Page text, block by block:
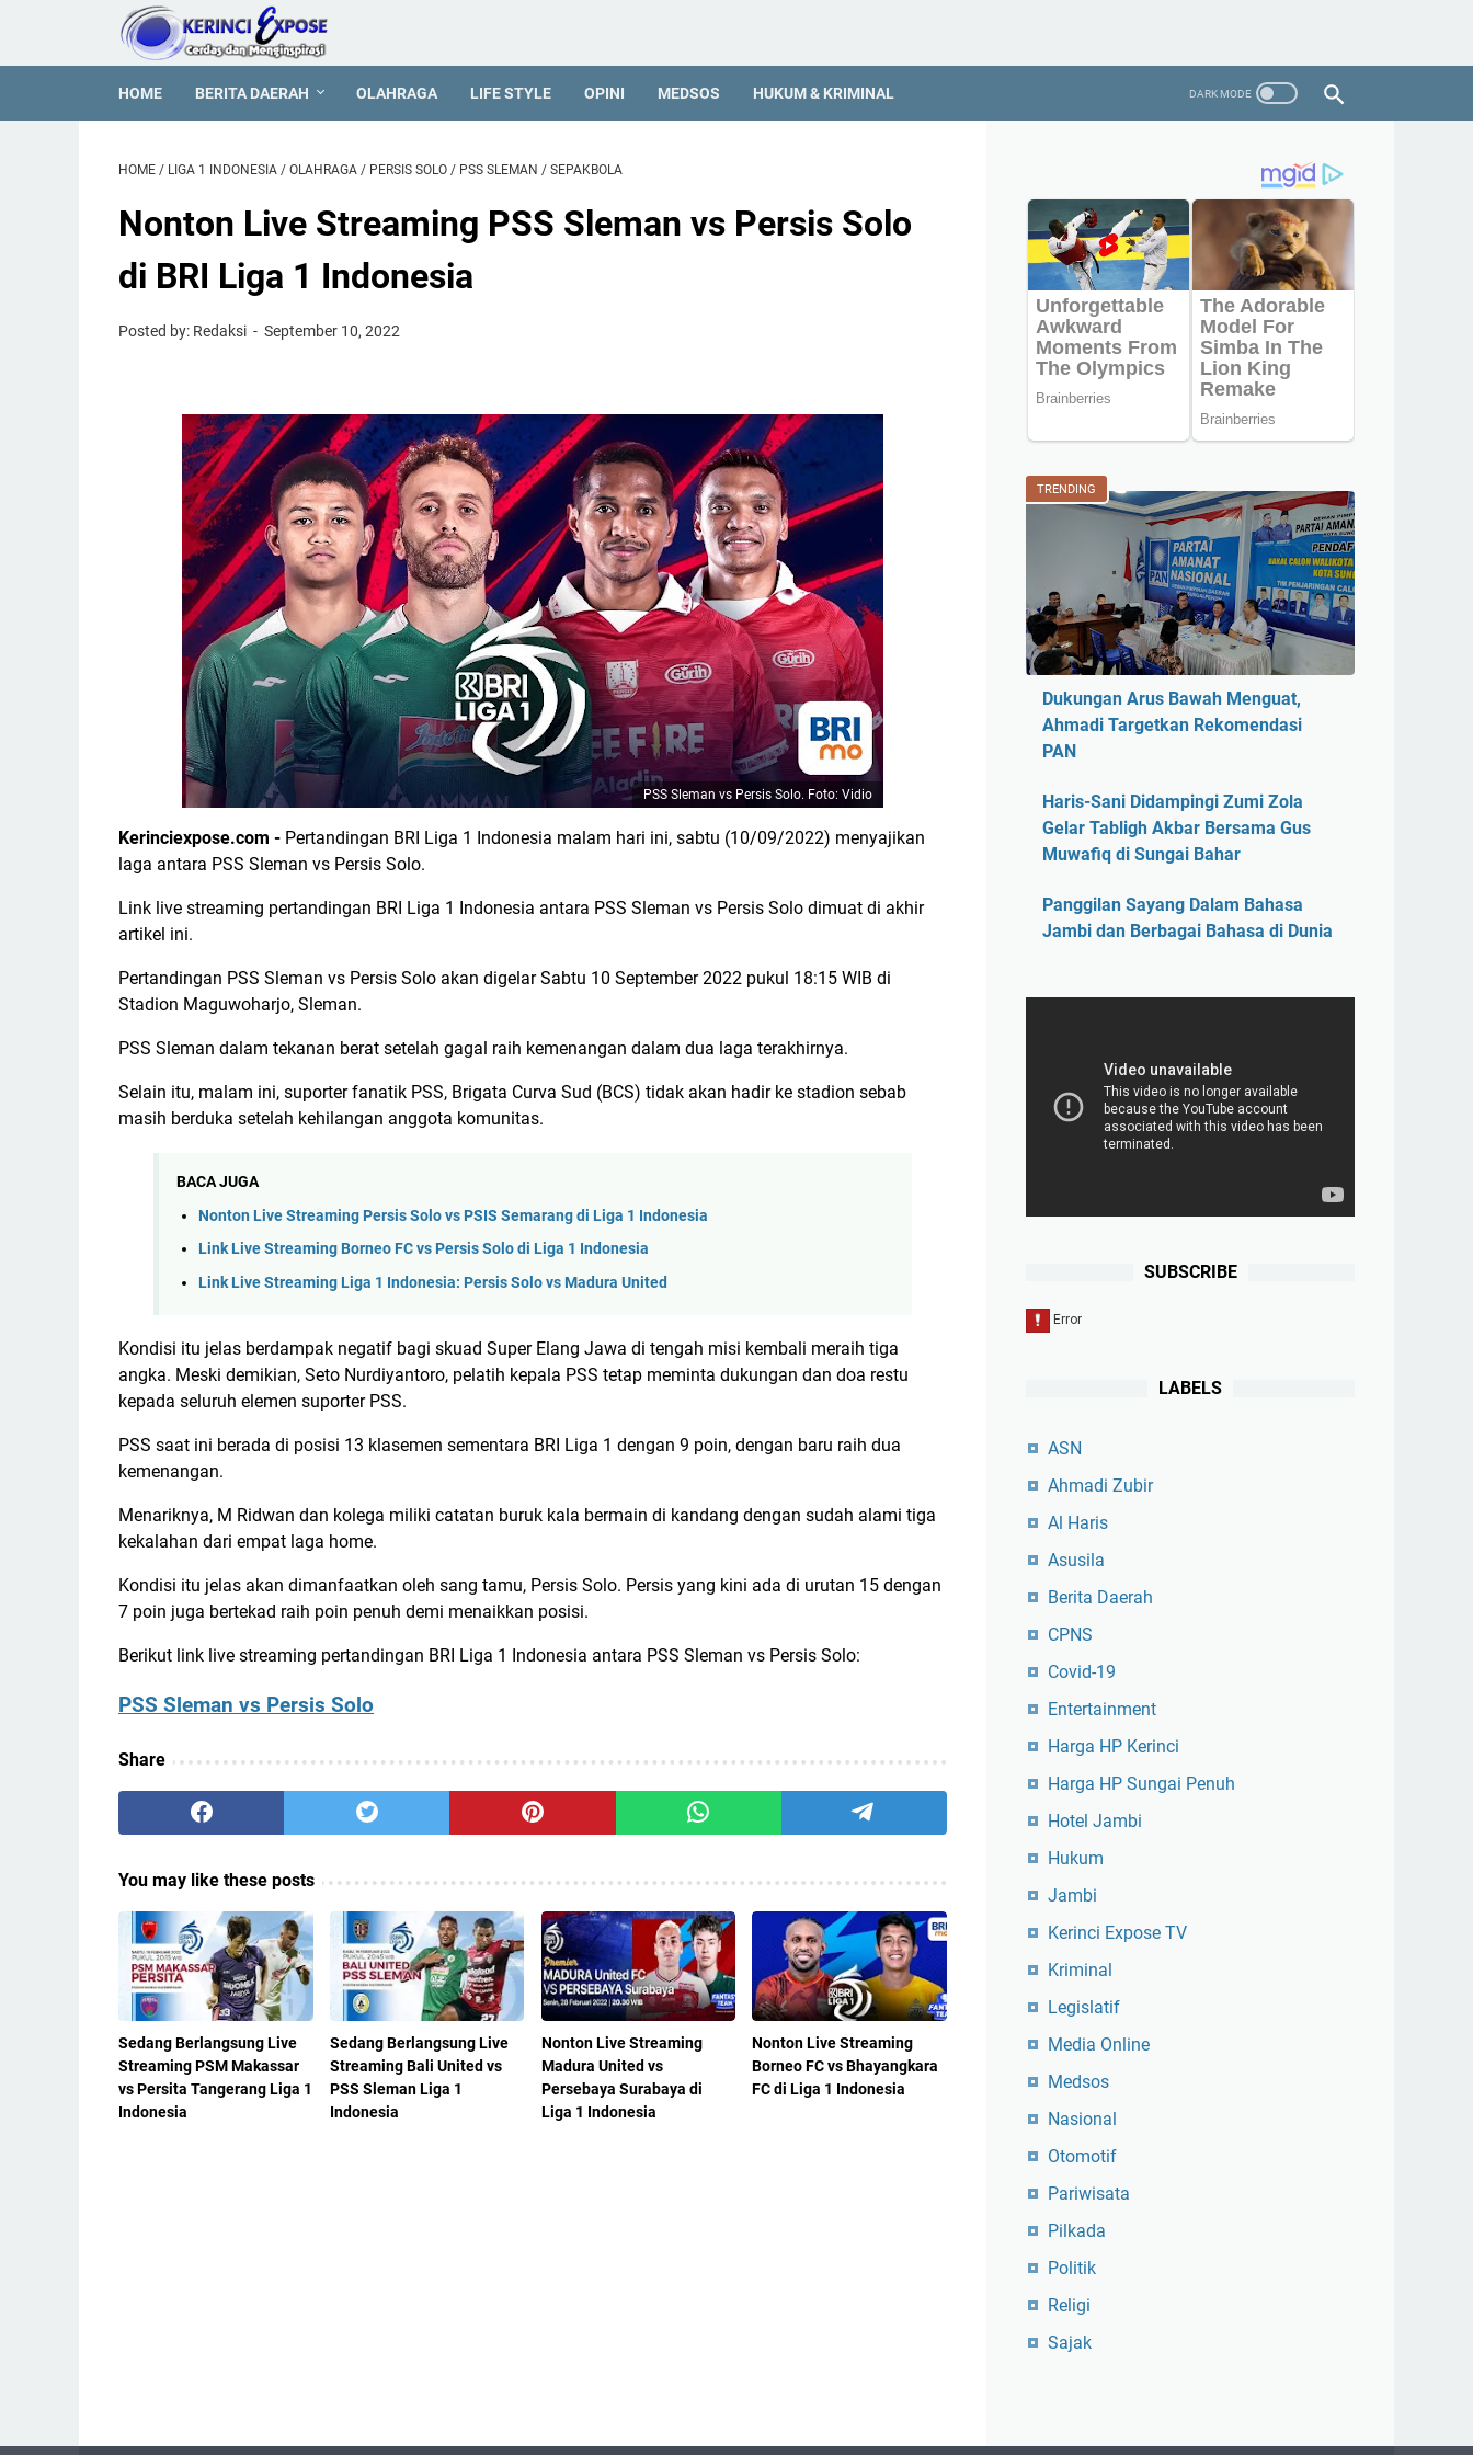
HOME BERITA DAERAH OLAHRAGA LIFE STYLE OPINI MEDSOS HUKUM & KRIMINAL
HOME / LIGA 1 INDONESIA / OLAHRAGA / PERSIS SOLO / PSS SLEMAN / SEPAKBOLA
Nonton Live Streaming PSS Sleman vs Persis Solo
di BRI Liga 1 Indonesia
Posted by: Redaksi September 10, 2022
PSS Sleman vs Persis Solo. Foto: Vidio
Kerinciexpose.com - Pertandingan BRI Liga 1 Indonesia malam hari ini, sabtu (10/09/2022) menyajikan
laga antara PSS Sleman vs Persis Solo.
Link live streaming pertandingan BRI Liga 1 Indonesia antara PSS Sleman vs Persis Solo dimuat di akhir
artikel ini.
Pertandingan PSS Sleman vs Persis Solo akan digelar Sabtu 10 September 2022 pukul 18:15 WIB di
Stadion Maguwoharjo, Sleman.
PSS Sleman dalam tekanan berat setelah gagal raih kemenangan dalam dua laga terakhirnya.
Selain itu, malam ini, suporter fanatik PSS, Brigata Curva Sud (BCS) tidak akan hadir ke stadion sebab
masih berduka setelah kehilangan anggota komunitas.
BACA JUGA
Nonton Live Streaming Persis Solo vs PSIS Semarang di Liga 1 Indonesia
Link Live Streaming Borneo FC vs Persis Solo di Liga 1 Indonesia
Link Live Streaming Liga 1 Indonesia: Persis Solo vs Madura United
Kondisi itu jelas berdampak negatif bagi skuad Super Elang Jawa di tengah misi kembali meraih tiga
angka. Meski demikian, Seto Nurdiyantoro, pelatih kepala PSS tetap meminta dukungan dan doa restu
kepada seluruh elemen suporter PSS.
PSS saat ini berada di posisi 13 klasemen sementara BRI Liga 1 dengan 9 poin, dengan baru raih dua
kemenangan.
Menariknya, M Ridwan dan kolega miliki catatan buruk kala bermain di kandang dengan sudah alami tiga
kekalahan dari empat laga home.
Kondisi itu jelas akan dimanfaatkan oleh sang tamu, Persis Solo. Persis yang kini ada di urutan 15 dengan
7 poin juga bertekad raih poin penuh demi menaikkan posisi.
Berikut link live streaming pertandingan BRI Liga 1 Indonesia antara PSS Sleman vs Persis Solo:
PSS Sleman vs Persis Solo
Share
You may like these posts
Sedang Berlangsung Live
Streaming PSM Makassar
vs Persita Tangerang Liga 1
Indonesia
Sedang Berlangsung Live
Streaming Bali United vs
PSS Sleman Liga 1
Indonesia
Nonton Live Streaming
Madura United vs
Persebaya Surabaya di
Liga 1 Indonesia
Nonton Live Streaming
Borneo FC vs Bhayangkara
FC di Liga 1 Indonesia
TRENDING
Dukungan Arus Bawah Menguat,
Ahmadi Targetkan Rekomendasi
PAN
Haris-Sani Didampingi Zumi Zola
Gelar Tabligh Akbar Bersama Gus
Muwafiq di Sungai Bahar
Panggilan Sayang Dalam Bahasa
Jambi dan Berbagai Bahasa di Dunia
SUBSCRIBE
LABELS
ASN
Ahmadi Zubir
Al Haris
Asusila
Berita Daerah
CPNS
Covid-19
Entertainment
Harga HP Kerinci
Harga HP Sungai Penuh
Hotel Jambi
Hukum
Jambi
Kerinci Expose TV
Kriminal
Legislatif
Media Online
Medsos
Nasional
Otomotif
Pariwisata
Pilkada
Politik
Religi
Sajak